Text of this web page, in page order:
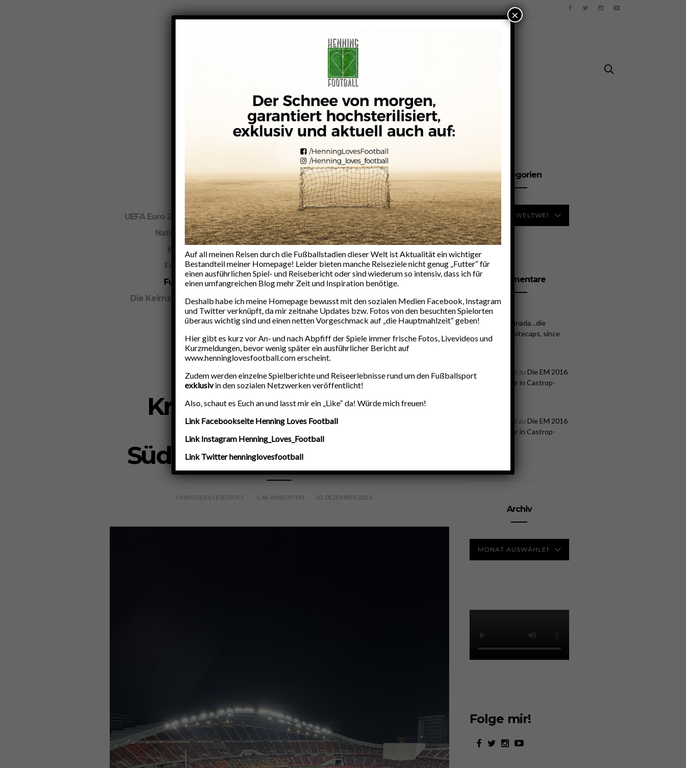
START ÜBER MICH KONTAKT IMPRESSUM|DATENSCHUTZ
BEITRÄGE
UEFA Euro 2024 UEFA 55
Road to Lyon…UEFA Europa League 2017/2018
Nationalmannschaft
Land of the free-Major League Soccer
Klub-Weltmeisterschaft
Hier wo das Herz noch zählt
Fußball weltweit….Ozeanien
Fußball weltweit….Europa
Fußball weltweit….Asien
Europapokal
Down Under
Die Keimzelle…der Amateurfußball
Das Mutterland
Corona Classics
Allgemein
FUSSBALL WELTWEIT....ASIEN
Kriegselefanten gegen
Tiger…die
Südostasienmeisterschaft!
5 MINUTE(N) LESESTOFF 1.4K ANSICHTEN 20. DEZEMBER 2024
Kategorien
KATEGORIEN
Kommentare
Udo R
O Canada…die
Vancouver Whitecaps, since
1974
Henning Uebel zu Die EM 2016
läuft…und zwar in Castrop-
Henning Uebel zu Die EM 2016
läuft…und zwar in Castrop-
Archiv
Folge mir!
Auf all meinen Reisen durch die Fußballstadien dieser Welt ist Aktualität ein wichtiger
Bestandteil meiner Homepage! Leider bieten manche Reiseziele nicht genug „Futter“ für
einen ausführlichen Spiel- und Reisebericht oder sind wiederum so intensiv, dass ich für
einen umfangreichen Blog mehr Zeit und Inspiration benötige.
Deshalb habe ich meine Homepage bewusst mit den sozialen Medien Facebook, Instagram
und Twitter verknüpft, da mir zeitnahe Updates bzw. Fotos von den besuchten Spielorten
überaus wichtig sind und einen netten Vorgeschmack auf „die Hauptmahlzeit“ geben!
Hier gibt es kurz vor An- und nach Abpfiff der Spiele immer frische Fotos, Livevideos und
Kurzmeldungen, bevor wenig später ein ausführlicher Bericht auf
www.henninglovesfootball.com erscheint.
Zudem werden einzelne Spielberichte und Reiseerlebnisse rund um den Fußballsport
exklusivin den sozialen Netzwerken veröffentlicht!
Also, schaut es Euch an und lasst mir ein „Like“ da! Würde mich freuen!
Link Facebookseite Henning Loves Football
Link Instagram Henning_Loves_Football
Link Twitter henninglovesfootball
×